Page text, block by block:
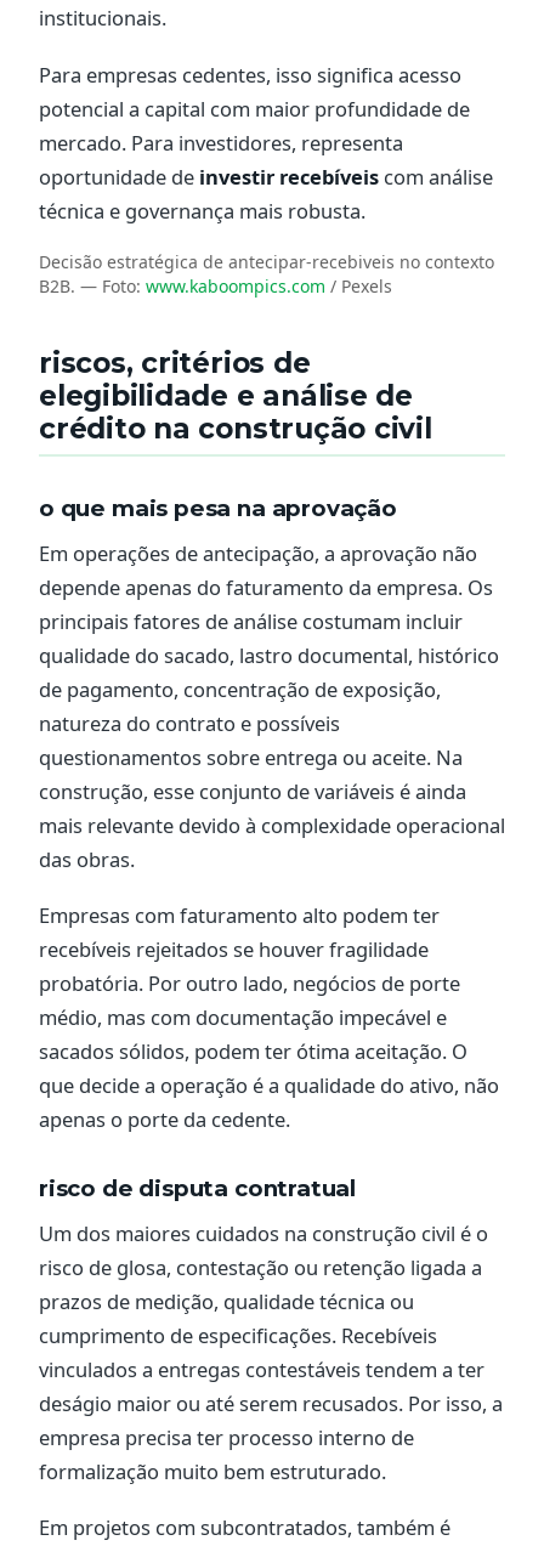
institucionais.
Para empresas cedentes, isso significa acesso
potencial a capital com maior profundidade de
mercado. Para investidores, representa
oportunidade de investir recebíveis com análise
técnica e governança mais robusta.
Decisão estratégica de antecipar-recebiveis no contexto
B2B. — Foto: www.kaboompics.com / Pexels
riscos, critérios de
elegibilidade e análise de
crédito na construção civil
o que mais pesa na aprovação
Em operações de antecipação, a aprovação não
depende apenas do faturamento da empresa. Os
principais fatores de análise costumam incluir
qualidade do sacado, lastro documental, histórico
de pagamento, concentração de exposição,
natureza do contrato e possíveis
questionamentos sobre entrega ou aceite. Na
construção, esse conjunto de variáveis é ainda
mais relevante devido à complexidade operacional
das obras.
Empresas com faturamento alto podem ter
recebíveis rejeitados se houver fragilidade
probatória. Por outro lado, negócios de porte
médio, mas com documentação impecável e
sacados sólidos, podem ter ótima aceitação. O
que decide a operação é a qualidade do ativo, não
apenas o porte da cedente.
risco de disputa contratual
Um dos maiores cuidados na construção civil é o
risco de glosa, contestação ou retenção ligada a
prazos de medição, qualidade técnica ou
cumprimento de especificações. Recebíveis
vinculados a entregas contestáveis tendem a ter
deságio maior ou até serem recusados. Por isso, a
empresa precisa ter processo interno de
formalização muito bem estruturado.
Em projetos com subcontratados, também é